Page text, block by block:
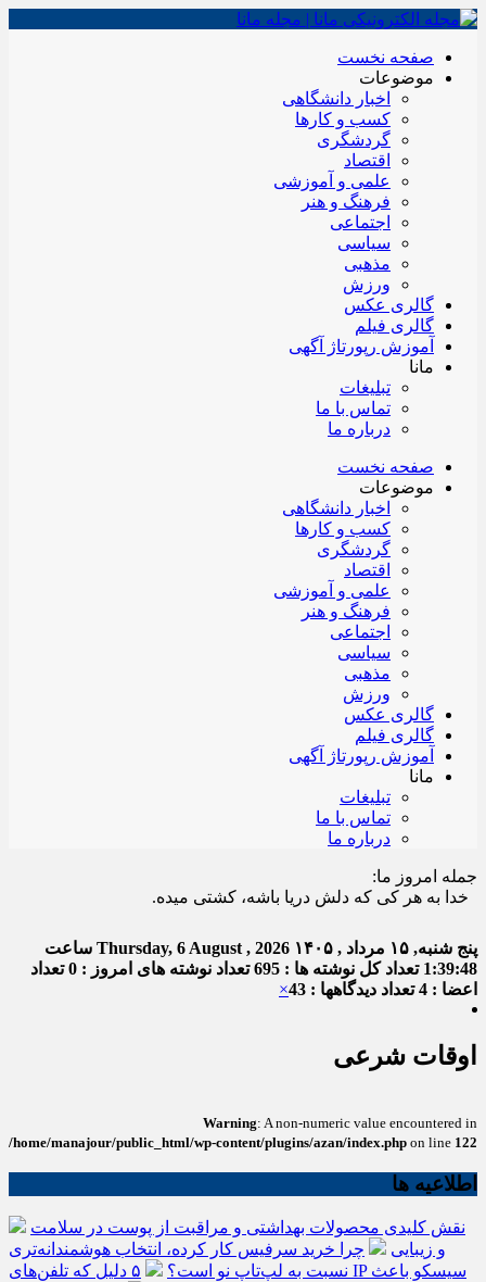
صفحه نخست
موضوعات
اخبار دانشگاهی
کسب و کارها
گردشگری
اقتصاد
علمی و آموزشی
فرهنگ و هنر
اجتماعی
سیاسی
مذهبی
ورزش
گالری عکس
گالری فیلم
آموزش رپورتاژ آگهی
مانا
تبلیغات
تماس با ما
درباره ما
صفحه نخست
موضوعات
اخبار دانشگاهی
کسب و کارها
گردشگری
اقتصاد
علمی و آموزشی
فرهنگ و هنر
اجتماعی
سیاسی
مذهبی
ورزش
گالری عکس
گالری فیلم
آموزش رپورتاژ آگهی
مانا
تبلیغات
تماس با ما
درباره ما
جمله امروز ما:
به هر کی که دلش دریا باشه، کشتی میده.
پنج شنبه, ۱۵ مرداد , ۱۴۰۵ Thursday, 6 August , 2026 ساعت
1:39:48 تعداد کل نوشته ها : 695 تعداد نوشته های امروز : 0
تعداد
اعضا : 4
تعداد دیدگاهها : 43 ×
اوقات شرعی
Warning: A non-numeric value encountered in
/home/manajour/public_html/wp-content/plugins/azan/index.php on line 122
اطلاعیه ها
نقش کلیدی محصولات بهداشتی و مراقبت از پوست در سلامت
و زیبایی
چرا خرید سرفیس کار کرده، انتخاب هوشمندانه‌تری
نسبت به لپ‌تاپ نو است؟
۵ دلیل که تلفن‌های IP سیسکو باعث